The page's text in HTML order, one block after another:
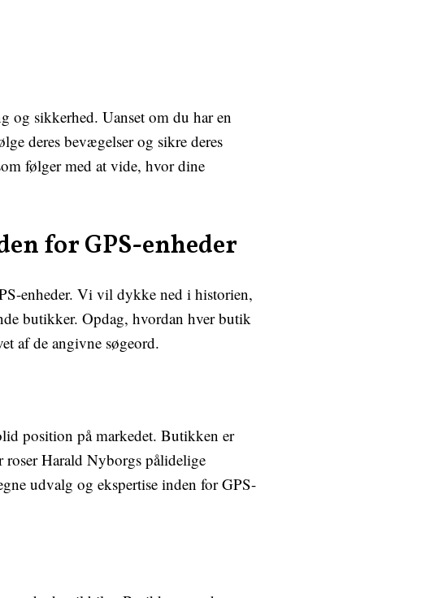
og sikkerhed. Uanset om du har en
deres bevægelser og sikre deres
følger med at vide, hvor dine
for GPS-enheder
enheder. Vi vil dykke ned i historien,
butikker. Opdag, hvordan hver butik
af de angivne søgeord.
position på markedet. Butikken er
Harald Nyborgs pålidelige
udvalg og ekspertise inden for GPS-